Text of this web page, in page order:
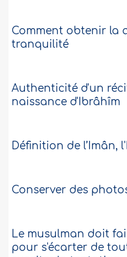
Comment obtenir la
tranquilité
Authenticité d'un
naissance d'Ibrâhîm
Définition de l’Imân,
Conserver des
Le musulman doit
pour s'écarter de